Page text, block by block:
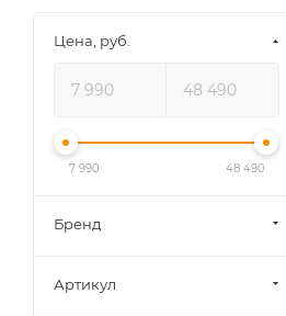
Цена, руб.
7 990 48 490
Бренд
Артикул